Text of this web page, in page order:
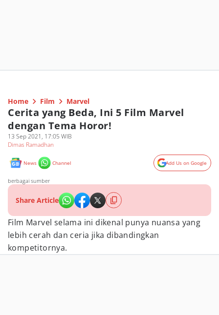
Home Film Marvel
Cerita yang Beda, Ini 5 Film Marvel
dengan Tema Horor!
13 Sep 2021, 17:05 WIB
Dimas Ramadhan
News Channel Add Us on Google
berbagai sumber
Share Article
Film Marvel selama ini dikenal punya nuansa yang
lebih cerah dan ceria jika dibandingkan
kompetitornya.